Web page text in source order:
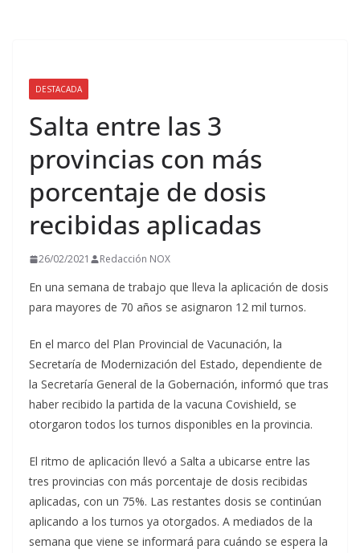
DESTACADA
Salta entre las 3
provincias con más
porcentaje de dosis
recibidas aplicadas
26/02/2021 Redacción NOX
En una semana de trabajo que lleva la aplicación de dosis
para mayores de 70 años se asignaron 12 mil turnos.
En el marco del Plan Provincial de Vacunación, la
Secretaría de Modernización del Estado, dependiente de
la Secretaría General de la Gobernación, informó que tras
haber recibido la partida de la vacuna Covishield, se
otorgaron todos los turnos disponibles en la provincia.
El ritmo de aplicación llevó a Salta a ubicarse entre las
tres provincias con más porcentaje de dosis recibidas
aplicadas, con un 75%. Las restantes dosis se continúan
aplicando a los turnos ya otorgados. A mediados de la
semana que viene se informará para cuándo se espera la